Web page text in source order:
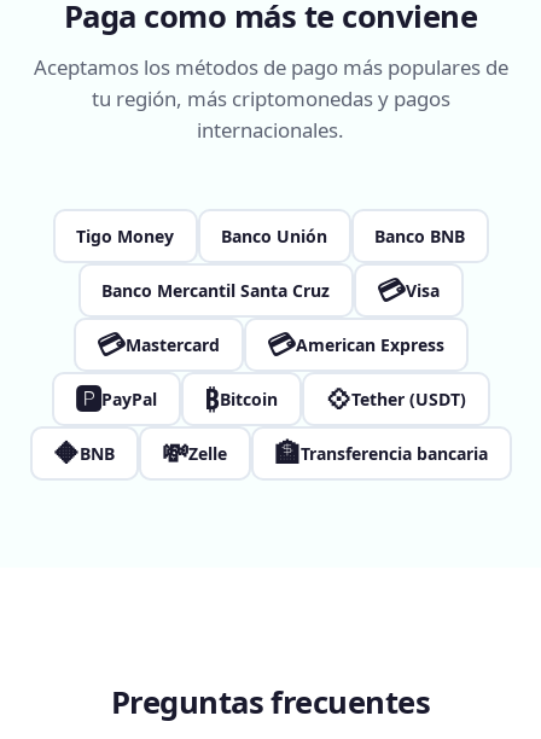
Paga como más te conviene
Aceptamos los métodos de pago más populares de
tu región, más criptomonedas y pagos
internacionales.
Tigo Money Banco Unión Banco BNB
Banco Mercantil Santa Cruz 💳Visa
💳Mastercard 💳American Express
🅿PayPal ₿Bitcoin 💠Tether (USDT)
🔶BNB 💸Zelle 🏦Transferencia bancaria
Preguntas frecuentes